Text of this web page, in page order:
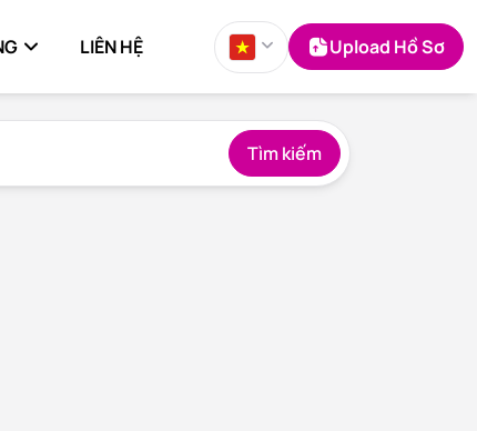
LIÊN HỆ Upload Hồ Sơ
Tìm kiếm